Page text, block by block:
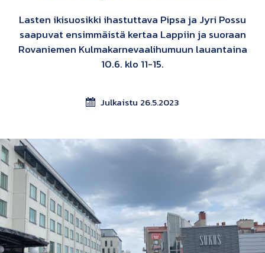
Lasten ikisuosikki ihastuttava Pipsa ja Jyri Possu
saapuvat ensimmäistä kertaa Lappiin ja suoraan
Rovaniemen Kulmakarnevaalihumuun lauantaina
10.6. klo 11-15.
Julkaistu 26.5.2023